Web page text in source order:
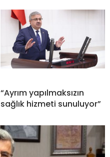
“Ayrım yapılmaksızın
sağlık hizmeti sunuluyor”